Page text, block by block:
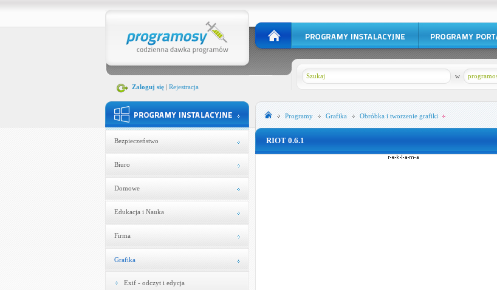
Zaloguj się| Rejestracja
w
Bezpieczeństwo
Biuro
Domowe
Edukacja i Nauka
Firma
Grafika
Exif - odczyt i edycja
Programy Grafika Obróbka i tworzenie grafiki
RIOT 0.6.1